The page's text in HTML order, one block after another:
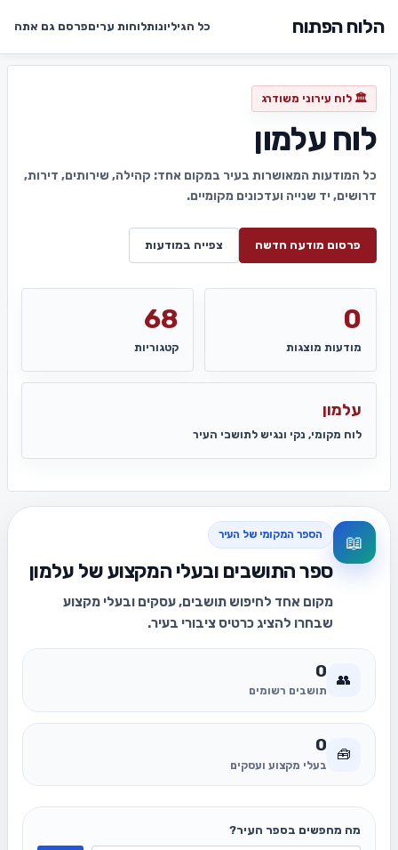
הלוח הפתוח כל הגיליונותלוחות עריםפרסם גם אתה
🏛️ לוח עירוני משודרג
לוח עלמון
כל המודעות המאושרות בעיר במקום אחד: קהילה, שירותים, דירות,
דרושים, יד שנייה ועדכונים מקומיים.
פרסום מודעה חדשה צפייה במודעות
0
מודעות מוצגות
68
קטגוריות
עלמון
לוח מקומי, נקי ונגיש לתושבי העיר
📖 הספר המקומי של העיר
ספר התושבים ובעלי המקצוע של עלמון
מקום אחד לחיפוש תושבים, עסקים ובעלי מקצוע
שבחרו להציג כרטיס ציבורי בעיר.
👥
0
תושבים רשומים
🧰
0
בעלי מקצוע ועסקים
מה מחפשים בספר העיר?